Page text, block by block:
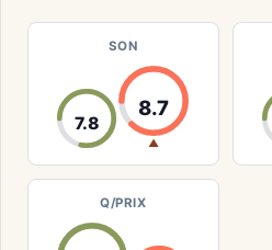
SON
7.8
8.7
▲
Q/PRIX